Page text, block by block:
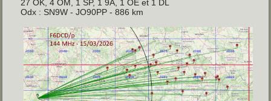
27 OK, 4 OM, 1 SP, 1 9A, 1 OE et 1 DL
Odx : SN9W - JO90PP - 886 km